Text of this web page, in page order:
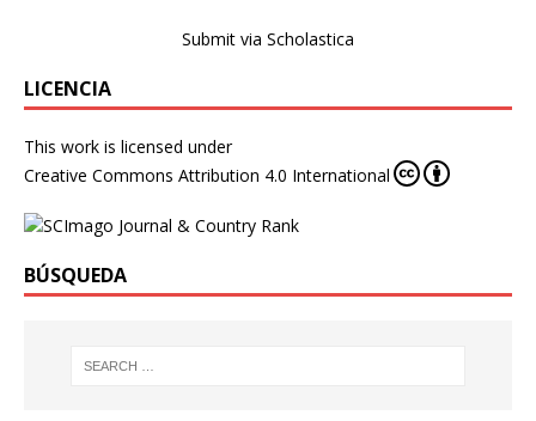
Submit via Scholastica
LICENCIA
This work is licensed under
Creative Commons Attribution 4.0 International
BÚSQUEDA